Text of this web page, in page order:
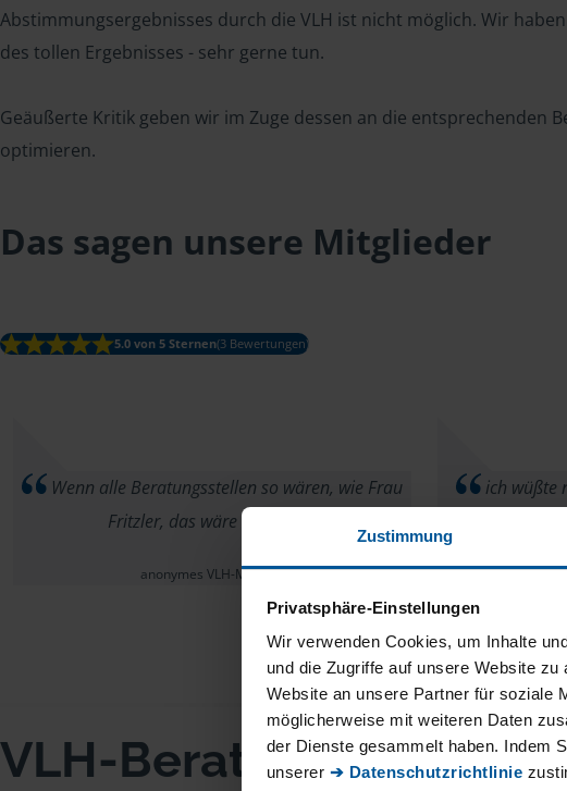
Zustimmung
Privatsphäre-Einstellungen
Wir verwenden Cookies, um Inhalte
und die Zugriffe auf unsere Website
Website an unsere Partner für soziale
möglicherweise mit weiteren Daten
der Dienste gesammelt haben. Indem
unserer ➔ Datenschutzrichtlinie
Abstimmungsergebnisses durch die VLH ist nicht möglich. Wir
des tollen Ergebnisses - sehr gerne tun.
Geäußerte Kritik geben wir im Zuge dessen an die entsprechenden
optimieren.
Das sagen unsere Mitglieder
5.0 von 5 Sternen(3 Bewertungen)
Wenn alle Beratungsstellen so wären, wie Frau
Fritzler, das wäre super.
anonymes VLH-Mitglied
ich wüßte
VLH-Beratungsstelle